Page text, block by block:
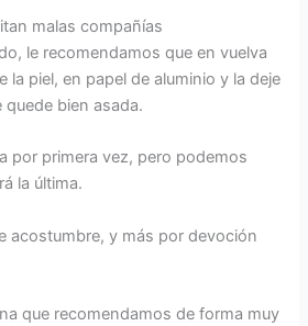
malas compañías
le recomendamos que en vuelva
la piel, en papel de aluminio y la deje
bien asada.
por primera vez, pero podemos
la última.
acostumbre, y más por devoción
que recomendamos de forma muy